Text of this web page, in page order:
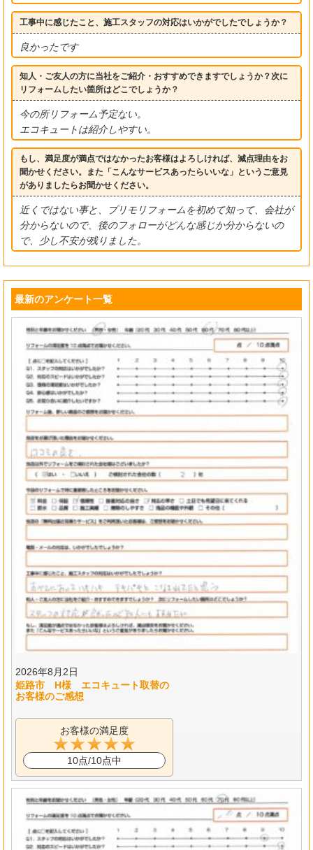
工事中に感じたこと、施工スタッフの対応はいかがでしたでしょうか？
良かったです
知人・ご友人の方に当社をご紹介・おすすめできますでしょうか？次に
リフォームしたい箇所はどこでしょうか？
今の所リフォーム予定ない。
エコキュートは紹介しやすい。
もし、満足度が満点ではなかったお客様はよろしければ、減点理由をお
聞かせください。また「こんなサービスあったらいいな」というご意見
がありましたらお聞かせください。
近くではない事と、プリモリフォームを初めて知って、会社が
分からないので、後のフォローがどんな感じか分からないの
で、少し不安が残りました。
最新のアンケート一覧
2026年8月2日
姫路市 H様 エコキュート取替の
お客様のご感想
お客様の満足度
10点/10点中